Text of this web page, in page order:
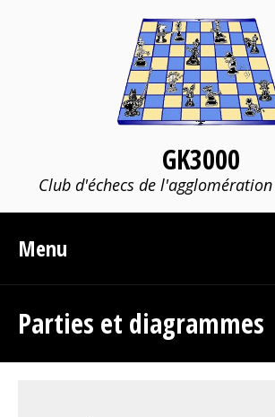
GK3000
Club d'échecs de
Menu
Parties et diagrammes